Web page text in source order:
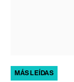
MÁS LEÍDAS